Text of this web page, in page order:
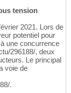
tension
2021. Lors de
potentiel pour
une concurrence
296188/, deux
Le principal
voie de
.